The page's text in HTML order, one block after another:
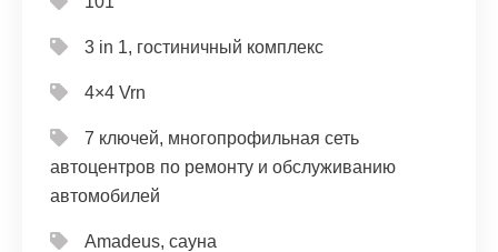
3 in 1, гостиничный комплекс
4×4 Vrn
7 ключей, многопрофильная сеть
автоцентров по ремонту и обслуживанию
автомобилей
Amadeus, сауна